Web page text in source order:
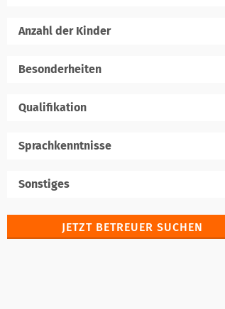
Anzahl der Kinder
Besonderheiten
Qualifikation
Sprachkenntnisse
Fremdsprachen
Sonstiges
JETZT BETREUER SUCHEN